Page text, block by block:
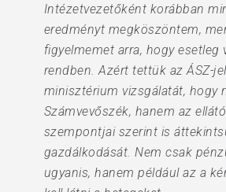
Intézetvezetőként korábban
eredményt megköszöntem,
figyelmemet arra, hogy esetleg
rendben. Azért tettük az ÁSZ-
minisztérium vizsgálatát, hogy
Számvevőszék, hanem az
szempontjai szerint is
gazdálkodását. Nem csak
ugyanis, hanem például az a